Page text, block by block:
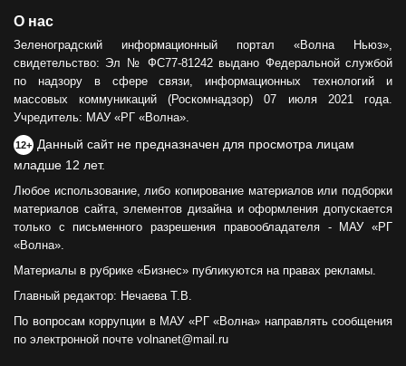
О нас
Зеленоградский информационный портал «Волна Ньюз»,
свидетельство: Эл № ФС77-81242 выдано Федеральной службой
по надзору в сфере связи, информационных технологий и
массовых коммуникаций (Роскомнадзор) 07 июля 2021 года.
Учредитель: МАУ «РГ «Волна».
12+ Данный сайт не предназначен для просмотра лицам
младше 12 лет.
Любое использование, либо копирование материалов или подборки
материалов сайта, элементов дизайна и оформления допускается
только с письменного разрешения правообладателя - МАУ «РГ
«Волна».
Материалы в рубрике «Бизнес» публикуются на правах рекламы.
Главный редактор: Нечаева Т.В.
По вопросам коррупции в МАУ «РГ «Волна» направлять сообщения
по электронной почте volnanet@mail.ru